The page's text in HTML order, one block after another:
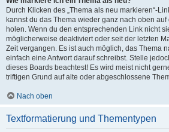
Durch Klicken des „Thema als neu markieren“-
kannst du das Thema wieder ganz nach oben
holen. Wenn du den entsprechenden Link nicht
möglicherweise deaktiviert oder seit der letzten
Zeit vergangen. Es ist auch möglich, das Thema
einfach eine Antwort darauf schreibst. Stelle
dieses Boards beachtest! Es wird meist nicht
triftigen Grund auf alte oder abgeschlossene
Nach oben
Textformatierung und Thementypen